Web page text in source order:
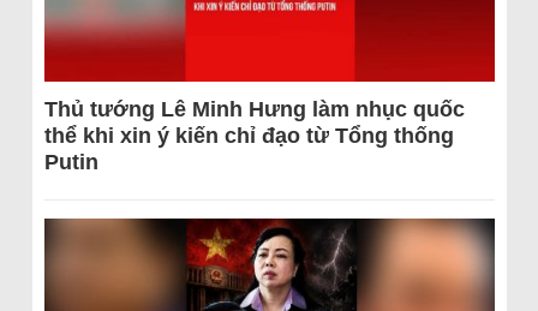
Thủ tướng Lê Minh Hưng làm nhục quốc
thể khi xin ý kiến chỉ đạo từ Tổng thống
Putin